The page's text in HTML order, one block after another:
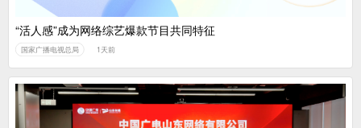
“活人感”成为网络综艺爆款节目共同特征
国家广播电视总局 1天前